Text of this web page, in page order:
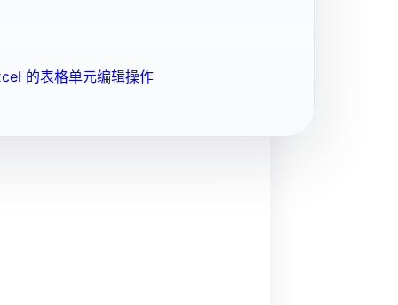
的表格单元编辑操作